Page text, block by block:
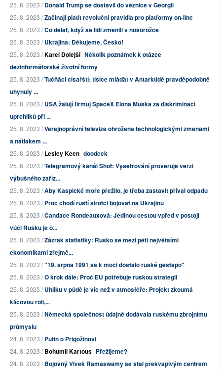
25. 8. 2023 /Donald Trump se dostavil do věznice v Georgii
25. 8. 2023 /Začínají platit revoluční pravidla pro platformy on-line
25. 8. 2023 /Co dělat, když se lidi změnili v nosorožce
25. 8. 2023 /Ukrajina: Děkujeme, Česko!
25. 8. 2023 /Karel Dolejší Několik poznámek k otázce
dezinformátorské životní formy
25. 8. 2023 /Tučňáci císařští: tisíce mláďat v Antarktidě pravděpodobně
uhynuly ...
25. 8. 2023 /USA žalují firmuj SpaceX Elona Muska za diskriminaci
uprchlíků při ...
25. 8. 2023 /Veřejnoprávní televize ohrožena technologickými změnami
a nátlakem ...
25. 8. 2023 /Lesley Keen doodeck
25. 8. 2023 /Telegramový kanál Shot: Vyšetřování prověřuje verzi
výbušného zaříz...
25. 8. 2023 /Aby Kaspické moře přežilo, je třeba zastavit příval odpadu
25. 8. 2023 /Proč chodí ruští sirotci bojovat na Ukrajinu
25. 8. 2023 /Candace Rondeauxová: Jedinou cestou vpřed v postoji
vůči Rusku je o...
25. 8. 2023 /Zázrak statistiky: Rusko se mezi pěti největšími
ekonomikami zřejmě...
25. 8. 2023 /"19. srpna 1991 se k moci dostalo ruské gestapo"
25. 8. 2023 /O krok dále: Proč EU potřebuje ruskou strategii
25. 8. 2023 /Uhlíku v půdě je víc než v atmosféře: Projekt zkoumá
klíčovou roli,...
25. 8. 2023 /Německá společnost údajně dodávala ruskému zbrojnímu
průmyslu
24. 8. 2023 /Putin o Prigožinovi
24. 8. 2023 /Bohumil Kartous Přežijeme?
24. 8. 2023 /Bojovný Vivek Ramaswamy se stal překvapivým centrem